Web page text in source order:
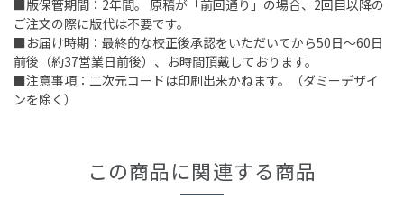
■版保管期間：2年間。 原稿が「前回通り」の場合、2回目以降の
ご注文の際に版代は不要です。
■お届け時期：最終的な校正後承認をいただいてから50日～60日
前後（約37営業日前後）、お時間頂戴しております。
■注意事項：二次元コードは印刷出来かねます。（ダミーデザイ
ンを除く）
この商品に関連する商品